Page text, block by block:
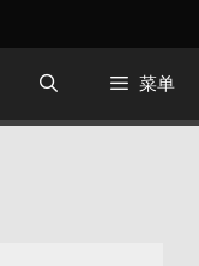
菜单